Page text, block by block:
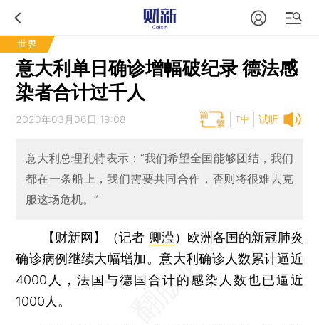
世界
意大利单日确诊增幅破纪录 德法感
染者合计过千人
试听
2020年03月06日 19:08 T中
意大利总理孔特表示：“我们希望全国能够团结，我们
都在一条船上，我们需要共同合作，否则将很难去克
服这场危机。”
【财新网】（记者 卿滢） 欧洲各国的新冠肺炎
确诊病例继续大幅增加。意大利确诊人数累计逼近
4000人，法国与德国合计的感染人数也已逼近
1000人。